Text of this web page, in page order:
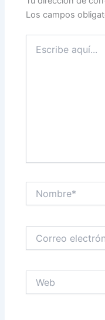
Los campos
aquí...
electrónico*